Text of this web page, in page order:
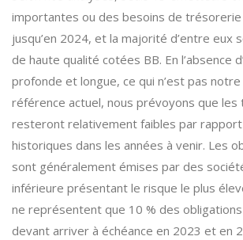
importantes ou des besoins de
jusqu’en 2024, et la majorité d’entre eux
de haute qualité cotées BB. En l’absence
profonde et longue, ce qui n’est pas
référence actuel, nous prévoyons que les
resteront relativement faibles par
historiques dans les années à venir. Les
sont généralement émises par des
inférieure présentant le risque le plus
ne représentent que 10 % des
devant arriver à échéance en 2023 et en